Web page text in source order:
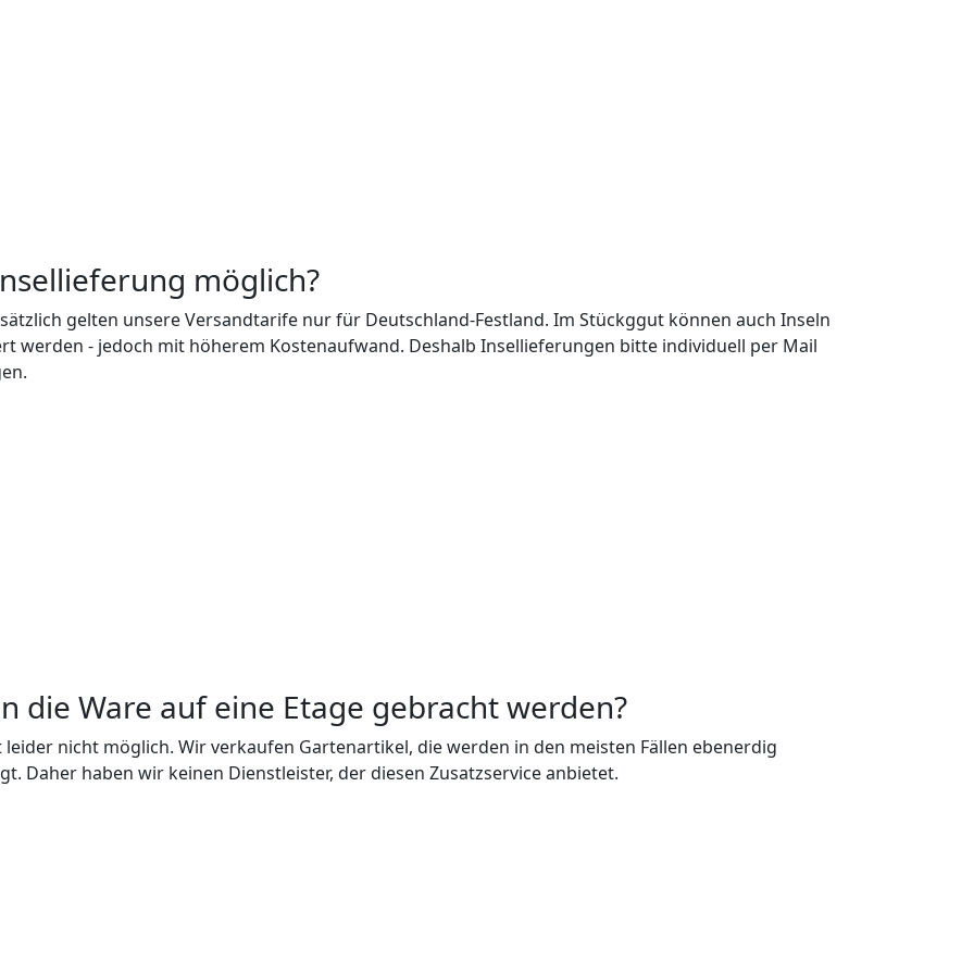
möglich?
gelten unsere Versandtarife nur für Deutschland-Festland. Im Stückggut können auch Inseln
werden - jedoch mit höherem Kostenaufwand. Deshalb Insellieferungen bitte individuell per Mail
die Ware auf eine Etage gebracht werden?
leider nicht möglich. Wir verkaufen Gartenartikel, die werden in den meisten Fällen ebenerdig
Daher haben wir keinen Dienstleister, der diesen Zusatzservice anbietet.